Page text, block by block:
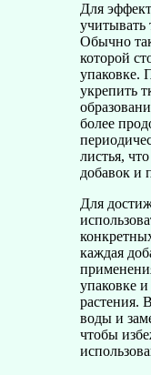
Для
учитывать
Обычно
которой
упаковке.
укрепить
более
листья,
добавок и
Для
каждая
упаковке
растения.
воды и
чтобы